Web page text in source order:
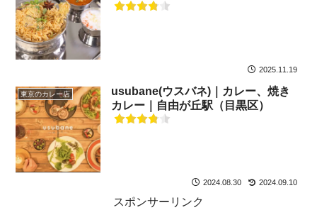
2025.11.19
東京のカレー店
usubane(ウスバネ)｜カレー、焼き
カレー｜自由が丘駅（目黒区）
2024.08.30 2024.09.10
スポンサーリンク